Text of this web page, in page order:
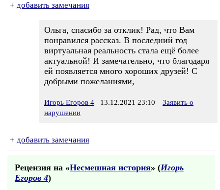
+ добавить замечания
Ольга, спасибо за отклик! Рад, что Вам
понравился рассказ. В последний год
виртуальная реальность стала ещё более
актуальной! И замечательно, что благодаря
ей появляется много хороших друзей! С
добрыми пожеланиями,
Игорь Егоров 4 13.12.2021 23:10
Заявить о
нарушении
+ добавить замечания
Рецензия на «Несмешная история» (Игорь
Егоров 4)